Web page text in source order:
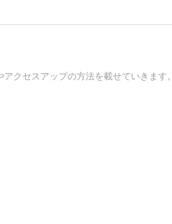
クセスアップの方法を載せていきます。